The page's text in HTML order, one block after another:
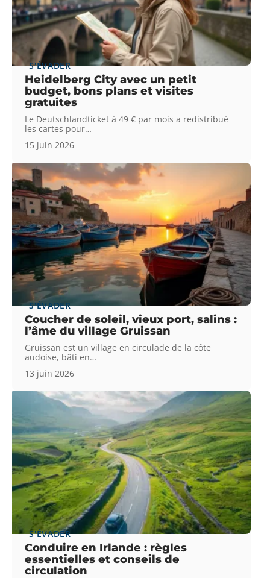
S'ÉVADER
Heidelberg City avec un petit
budget, bons plans et visites
gratuites
Le Deutschlandticket à 49 € par mois a redistribué
les cartes pour…
15 juin 2026
S'ÉVADER
Coucher de soleil, vieux port, salins :
l’âme du village Gruissan
Gruissan est un village en circulade de la côte
audoise, bâti en…
13 juin 2026
S'ÉVADER
Conduire en Irlande : règles
essentielles et conseils de
circulation